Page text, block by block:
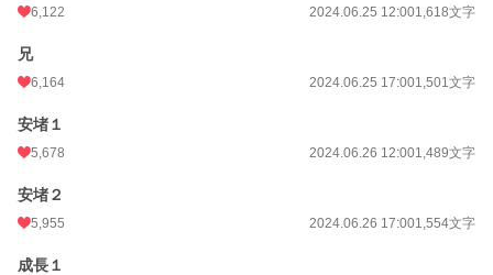
6,122 2024.06.25 12:001,618文字
兄
6,164 2024.06.25 17:001,501文字
安堵１
5,678 2024.06.26 12:001,489文字
安堵２
5,955 2024.06.26 17:001,554文字
成長１